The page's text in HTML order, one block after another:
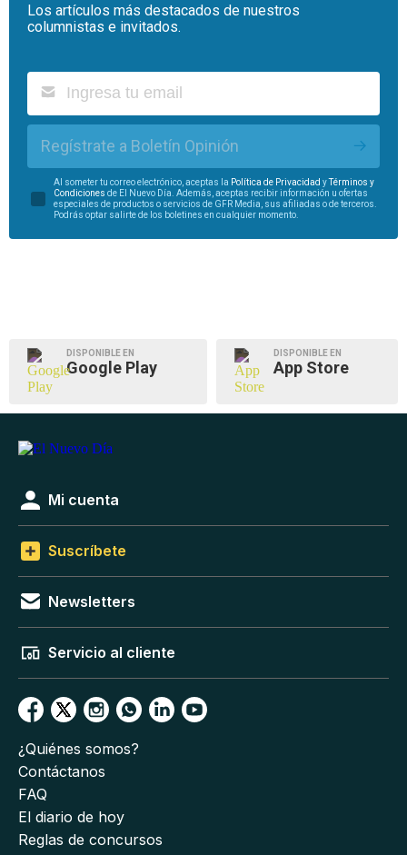
Los artículos más destacados de nuestros
columnistas e invitados.
Regístrate a Boletín Opinión
Al someter tu correo electrónico, aceptas la Política de Privacidad yTérminos y
Condiciones de El Nuevo Día. Además, aceptas recibir información u ofertas
especiales de productos o servicios de GFR Media, sus afiliadas o de terceros.
Podrás optar salirte de los boletines en cualquier momento.
DISPONIBLE EN
Google Play
DISPONIBLE EN
App Store
Mi cuenta
Suscríbete
Newsletters
Servicio al cliente
¿Quiénes somos?
Contáctanos
FAQ
El diario de hoy
Reglas de concursos